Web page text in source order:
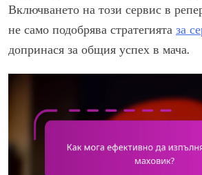
Включването на този сервис в
не само подобрява стратегията за
допринася за общия успех в мача.